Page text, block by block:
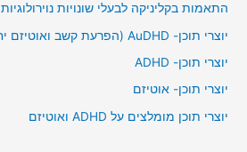
o
:
התאמות בקליניקה לבעלי שונויות נוירולוגיות
יוצרי תוכן- AuDHD (הפרעת קשב ואוטיזם יחד)
יוצרי תוכן- ADHD
יוצרי תוכן- אוטיזם
יוצרי תוכן מומלצים על ADHD ואוטיזם